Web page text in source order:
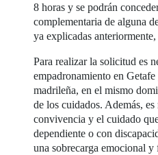
8 horas y se podrán
complementaria de alguna
ya explicadas
Para realizar la solicitud es
empadronamiento en
madrileña, en el mismo
de los cuidados. Además, es
convivencia y el cuidado
dependiente o con
una sobrecarga emocional y